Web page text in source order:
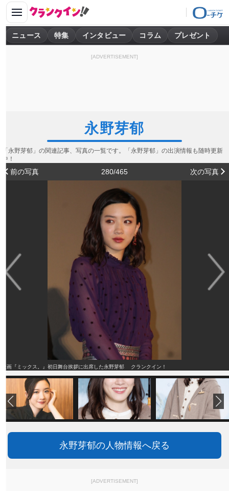
ニュース 特集 インタビュー コラム プレゼント
[ADVERTISEMENT]
永野芽郁
「永野芽郁」の関連記事、写真の一覧です。「永野芽郁」の出演情報も随時更新
中！
前の写真 280/465 次の写真
映画『ミックス。』初日舞台挨拶に出席した永野芽郁 クランクイン！
永野芽郁の人物情報へ戻る
[ADVERTISEMENT]